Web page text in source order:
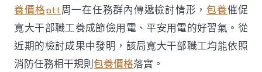
揚
月
運
動〉
養價格ptt周一在任務群內傳遞檢討情形，包養催促
寬大干部職工養成節儉用電、平安用電的好習氣。從
近期的檢討成果中發明， 該局寬大干部職工均能依照
消防任務相干規則包養價格落實。